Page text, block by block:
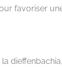
favoriser